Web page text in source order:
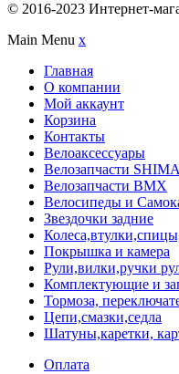
© 2016-2023 Интернет-
Main Menu x
Главная
О компании
Мой аккаунт
Корзина
Контакты
Велоаксессуары
Велозапчасти
Велозапчасти BMX
Велосипеды и
Звездочки задние
Покрышка и камера
Рули,вилки,ручки
Комплектующие и
Тормоза,
Цепи,смазки,седла
Шатуны,каретки,
Оплата